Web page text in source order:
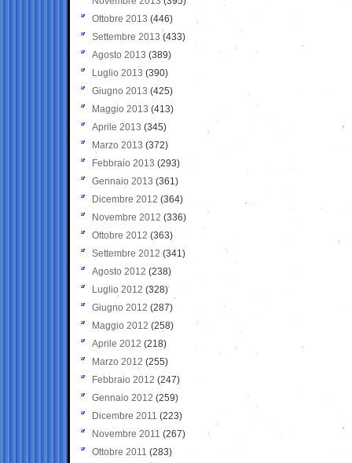
Ottobre 2013 (446)
Settembre 2013 (433)
Agosto 2013 (389)
Luglio 2013 (390)
Giugno 2013 (425)
Maggio 2013 (413)
Aprile 2013 (345)
Marzo 2013 (372)
Febbraio 2013 (293)
Gennaio 2013 (361)
Dicembre 2012 (364)
Novembre 2012 (336)
Ottobre 2012 (363)
Settembre 2012 (341)
Agosto 2012 (238)
Luglio 2012 (328)
Giugno 2012 (287)
Maggio 2012 (258)
Aprile 2012 (218)
Marzo 2012 (255)
Febbraio 2012 (247)
Gennaio 2012 (259)
Dicembre 2011 (223)
Novembre 2011 (267)
Ottobre 2011 (283)